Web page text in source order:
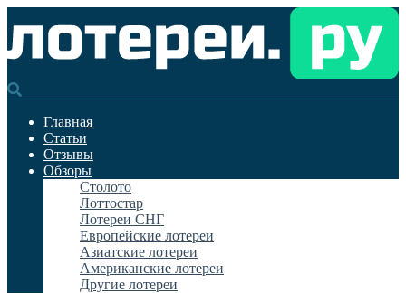
Главная
Статьи
Отзывы
Обзоры
Столото
Лоттостар
Лотереи СНГ
Европейские лотереи
Азиатские лотереи
Американские лотереи
Другие лотереи